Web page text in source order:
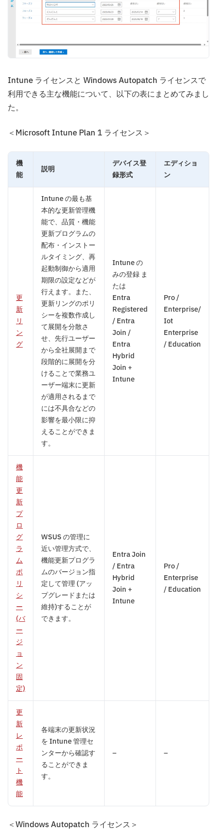
Intune ライセンスと Windows Autopatch ライセンスで
利用できる主な機能について、以下の表にまとめてみまし
た。
＜Microsoft Intune Plan 1 ライセンス＞
機
能
説明
デバイス登
録形式
エディショ
ン
更
新
リ
ン
グ
Intune の最も基
本的な更新管理機
能で、品質・機能
更新プログラムの
配布・インストー
ルタイミング、再
起動制御から適用
期限の設定などが
行えます。また、
更新リングのポリ
シーを複数作成し
て展開を分散さ
せ、先行ユーザー
から全社展開まで
段階的に展開を分
けることで業務ユ
ーザー端末に更新
が適用されるまで
には不具合などの
影響を最小限に抑
えることができま
す。
Intune の
みの登録 ま
たは
Entra
Registered
/ Entra
Join /
Entra
Hybrid
Join +
Intune
Pro /
Enterprise/
Iot
Enterprise
/ Education
機
能
更
新
プ
ロ
グ
ラ
ム
ポ
リ
シ
ー
(バ
ー
ジ
ョ
ン
固
定)
WSUS の管理に
近い管理方式で、
機能更新プログラ
ムのバージョン指
定して管理 (アッ
プグレードまたは
維持)することが
できます。
Entra Join
/ Entra
Hybrid
Join +
Intune
Pro /
Enterprise
/ Education
更
新
レ
ポ
ー
ト
機
能
各端末の更新状況
を Intune 管理セ
ンターから確認す
ることができま
す。
– –
＜Windows Autopatch ライセンス＞